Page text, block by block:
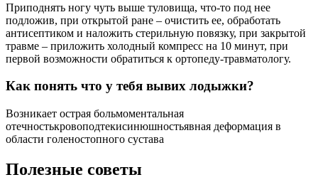
Приподнять ногу чуть выше туловища, что-то под нее
подложив, при открытой ране – очистить ее, обработать
антисептиком и наложить стерильную повязку, при закрытой
травме – приложить холодный компресс на 10 минут, при
первой возможности обратиться к ортопеду-травматологу.
Как понять что у тебя вывих лодыжки?
Возникает острая больмоментальная
отечностькровоподтекисинюшностьявная деформация в
области голеностопного сустава
Полезные советы